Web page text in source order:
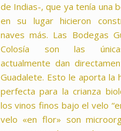
de Indias-, que ya tenía una
en su lugar hicieron
naves más. Las Bodegas
Colosía son las
actualmente dan
Guadalete. Esto le aporta la
perfecta para la crianza
los vinos finos bajo el velo
velo «en flor» son